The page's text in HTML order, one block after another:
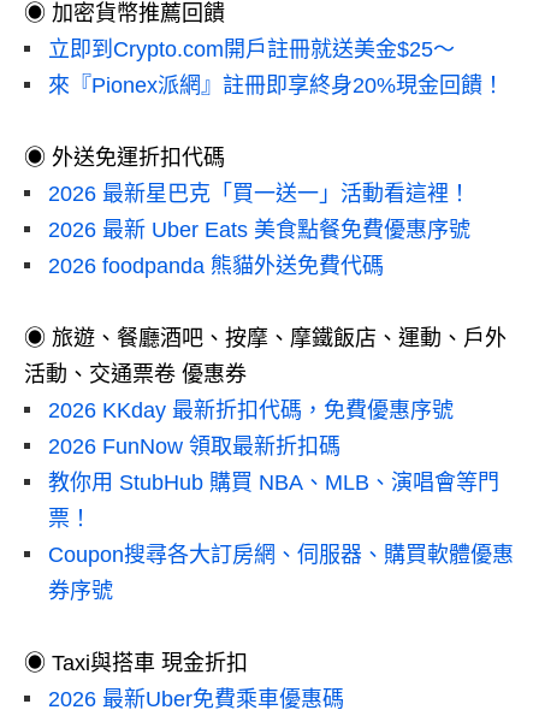
◉ 加密貨幣推薦回饋
立即到Crypto.com開戶註冊就送美金$25～
來『Pionex派網』註冊即享終身20%現金回饋！
◉ 外送免運折扣代碼
2026 最新星巴克「買一送一」活動看這裡！
2026 最新 Uber Eats 美食點餐免費優惠序號
2026 foodpanda 熊貓外送免費代碼
◉ 旅遊、餐廳酒吧、按摩、摩鐵飯店、運動、戶外
活動、交通票卷 優惠券
2026 KKday 最新折扣代碼，免費優惠序號
2026 FunNow 領取最新折扣碼
教你用 StubHub 購買 NBA、MLB、演唱會等門
票！
Coupon搜尋各大訂房網、伺服器、購買軟體優惠
券序號
◉ Taxi與搭車 現金折扣
2026 最新Uber免費乘車優惠碼